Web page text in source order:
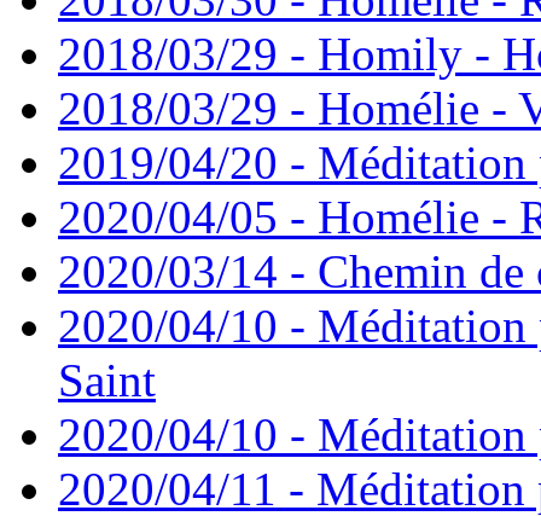
2018/03/29 - Homily -
2018/03/29 - Homélie -
2019/04/20 - Méditation
2020/04/05 - Homélie -
2020/03/14 - Chemin
2020/04/10 - Méditation
Saint
2020/04/10 - Méditation
2020/04/11 - Méditation